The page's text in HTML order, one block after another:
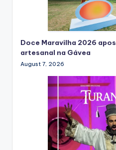
Doce Maravilha 2026
artesanal na Gávea
August 7, 2026